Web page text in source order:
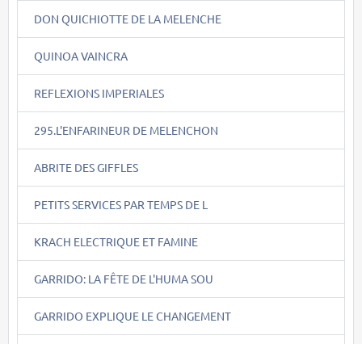
DON QUICHIOTTE DE LA MELENCHE
QUINOA VAINCRA
REFLEXIONS IMPERIALES
295.L'ENFARINEUR DE MELENCHON
ABRITE DES GIFFLES
PETITS SERVICES PAR TEMPS DE L
KRACH ELECTRIQUE ET FAMINE
GARRIDO: LA FÊTE DE L'HUMA SOU
GARRIDO EXPLIQUE LE CHANGEMENT